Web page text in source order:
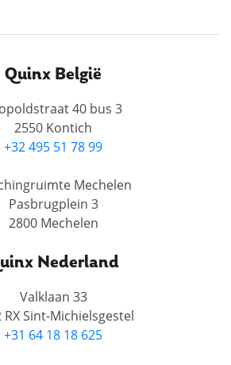
Quinx België
40 bus 3
2550 Kontich
+32 495 51 78 99
Mechelen
Pasbrugplein 3
2800 Mechelen
Nederland
Valklaan 33
RX Sint-Michielsgestel
+31 64 18 18 625